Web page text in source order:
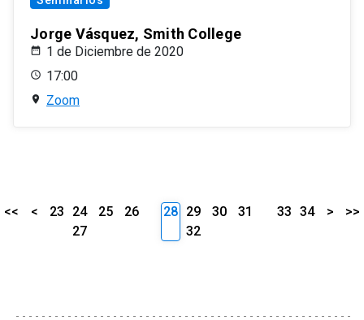
Jorge Vásquez, Smith College
1 de Diciembre de 2020
17:00
Zoom
<< < 23 24 25
26
27
28 29 30
31
32
33 34 > >>